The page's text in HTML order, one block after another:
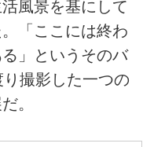
風景を基にして
「ここには終わ
」というそのバ
撮影した一つの
。